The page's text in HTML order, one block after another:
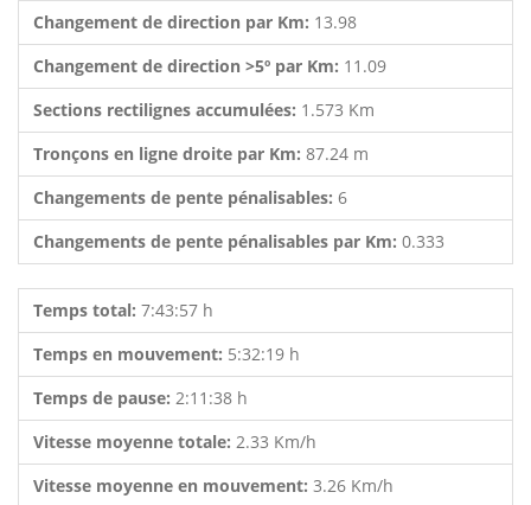
Changement de direction par Km: 13.98
Changement de direction >5º par Km: 11.09
Sections rectilignes accumulées: 1.573 Km
Tronçons en ligne droite par Km: 87.24 m
Changements de pente pénalisables: 6
Changements de pente pénalisables par Km: 0.333
Temps total: 7:43:57 h
Temps en mouvement: 5:32:19 h
Temps de pause: 2:11:38 h
Vitesse moyenne totale: 2.33 Km/h
Vitesse moyenne en mouvement: 3.26 Km/h